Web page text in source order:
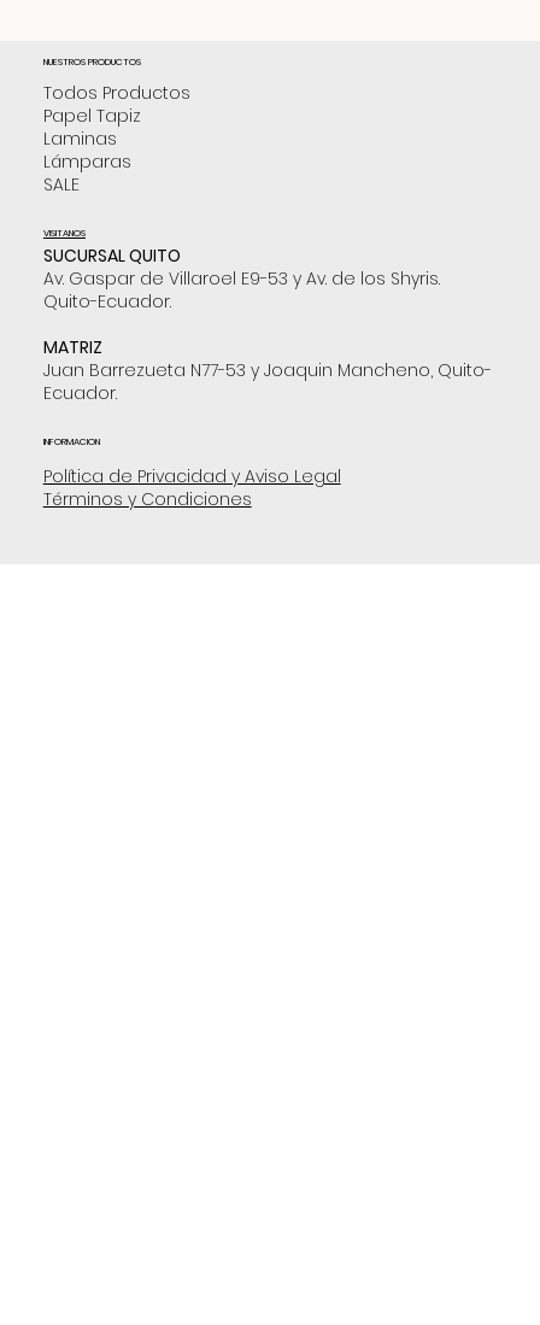
NUESTROS PRODUCTOS
Todos Productos
Papel Tapiz
Laminas
Lámparas
SALE
VISITANOS
SUCURSAL QUITO
Av. Gaspar de Villaroel E9-53 y Av. de los Shyris.
Quito-Ecuador.
MATRIZ
Juan Barrezueta N77-53 y Joaquin Mancheno, Quito-
Ecuador.
INFORMACION
Política de Privacidad y Aviso Legal
Términos y Condiciones